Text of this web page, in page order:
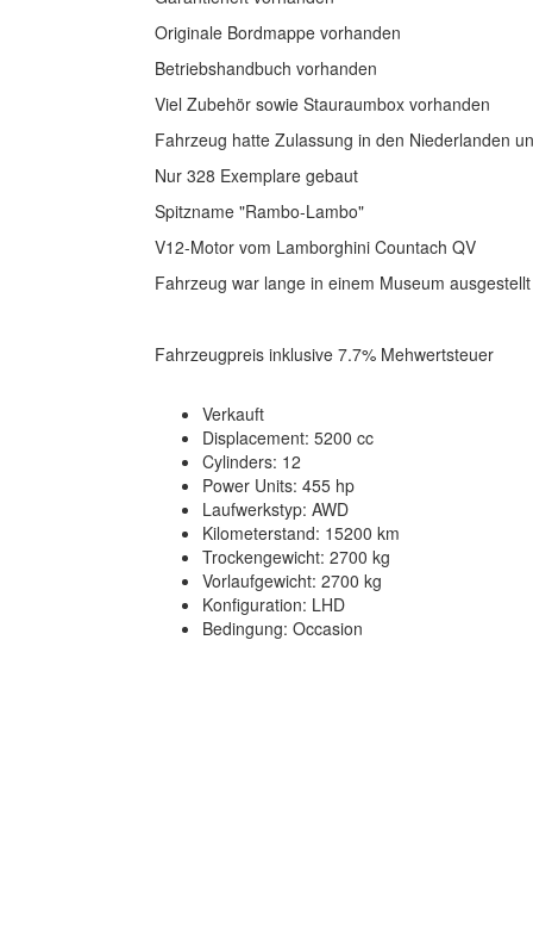
Originale Bordmappe vorhanden
Betriebshandbuch vorhanden
Viel Zubehör sowie Stauraumbox vorhanden
Fahrzeug hatte Zulassung in den Niederlanden
Nur 328 Exemplare gebaut
Spitzname "Rambo-Lambo"
V12-Motor vom Lamborghini Countach QV
Fahrzeug war lange in einem Museum ausgestellt
Fahrzeugpreis inklusive 7.7% Mehwertsteuer
Verkauft
Displacement: 5200 cc
Cylinders: 12
Power Units: 455 hp
Laufwerkstyp: AWD
Kilometerstand: 15200 km
Trockengewicht: 2700 kg
Vorlaufgewicht: 2700 kg
Konfiguration: LHD
Bedingung: Occasion